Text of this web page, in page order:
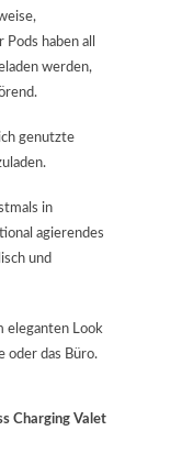
haben all
werden,
genutzte
in
agierendes
und
eleganten Look
oder das Büro.
Charging Valet